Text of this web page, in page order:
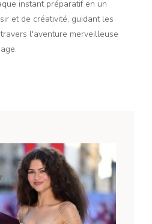
instant préparatif en un
et de créativité, guidant les
l'aventure merveilleuse